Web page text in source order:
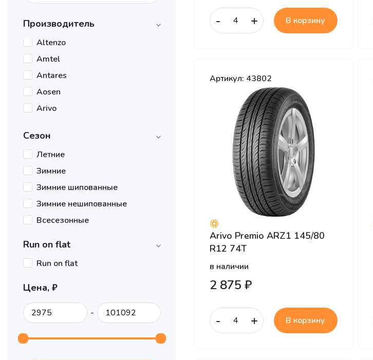
Производитель
Altenzo
Amtel
Antares
Aosen
Arivo
Atlander
Attar
Avatyre
BARS
Belshina
BFGoodrich
Bridgestone
Continental
CONTYRE
Cordiant
Crossleader
Сезон
Летние
Зимние
Зимние шипованные
Зимние нешипованные
Всесезонные
Run on flat
Run on flat
Цена, ₽
-
- + В корзину
Артикул: 43802
Arivo Premio ARZ1 145/80
R12 74T
в наличии
2 875 ₽
- + В корзину